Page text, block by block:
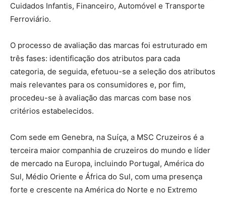
Cuidados Infantis, Financeiro, Automóvel e Transporte
Ferroviário.
O processo de avaliação das marcas foi estruturado em
três fases: identificação dos atributos para cada
categoria, de seguida, efetuou-se a seleção dos atributos
mais relevantes para os consumidores e, por fim,
procedeu-se à avaliação das marcas com base nos
critérios estabelecidos.
Com sede em Genebra, na Suíça, a MSC Cruzeiros é a
terceira maior companhia de cruzeiros do mundo e líder
de mercado na Europa, incluindo Portugal, América do
Sul, Médio Oriente e África do Sul, com uma presença
forte e crescente na América do Norte e no Extremo